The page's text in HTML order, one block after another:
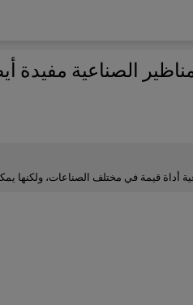
الصناعية مفيدة
أداة قيمة في مختلف الصناعات،